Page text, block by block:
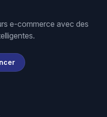
e-commerce avec des